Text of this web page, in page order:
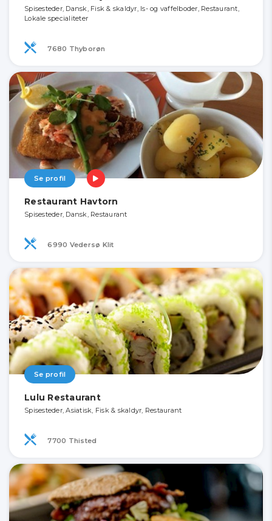
Spisesteder, Dansk, Fisk & skaldyr, Is- og vaffelboder, Restaurant,
Lokale specialiteter
7680 Thyborøn
Se profil
Restaurant Havtorn
Spisesteder, Dansk, Restaurant
6990 Vedersø Klit
Se profil
Lulu Restaurant
Spisesteder, Asiatisk, Fisk & skaldyr, Restaurant
7700 Thisted